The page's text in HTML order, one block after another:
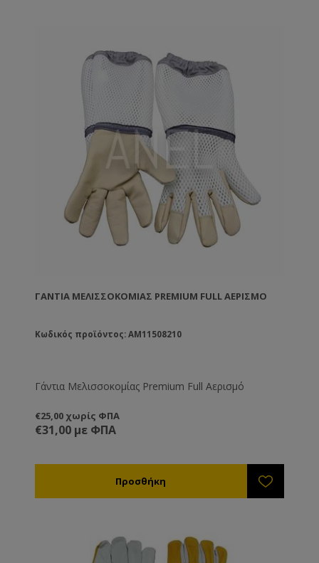
ΓΆΝΤΙΑ ΜΕΛΙΣΣΟΚΟΜΊΑΣ PREMIUM FULL ΑΕΡΙΣΜΌ
Κωδικός προϊόντος: AM11508210
Γάντια Μελισσοκομίας Premium Full Αερισμό
€25,00 χωρίς ΦΠΑ
€31,00 με ΦΠΑ